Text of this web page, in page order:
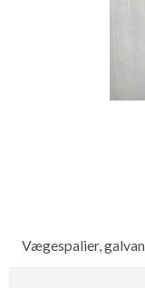
Vægespalier,